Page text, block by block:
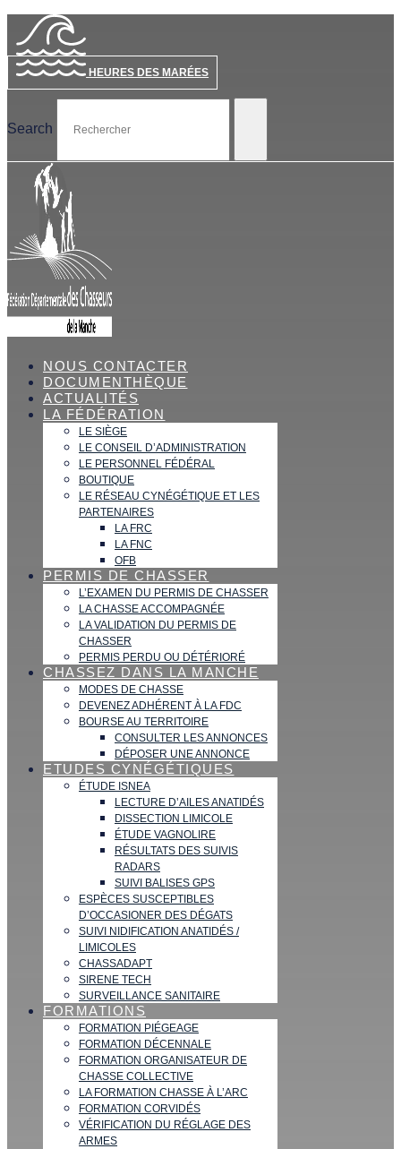
HEURES DES MARÉES
Search
NOUS CONTACTER
DOCUMENTHÈQUE
ACTUALITÉS
LA FÉDÉRATION
LE SIÈGE
LE CONSEIL D’ADMINISTRATION
LE PERSONNEL FÉDÉRAL
BOUTIQUE
LE RÉSEAU CYNÉGÉTIQUE ET LES
PARTENAIRES
LA FRC
LA FNC
OFB
PERMIS DE CHASSER
L’EXAMEN DU PERMIS DE CHASSER
LA CHASSE ACCOMPAGNÉE
LA VALIDATION DU PERMIS DE
CHASSER
PERMIS PERDU OU DÉTÉRIORÉ
CHASSEZ DANS LA MANCHE
MODES DE CHASSE
DEVENEZ ADHÉRENT À LA FDC
BOURSE AU TERRITOIRE
CONSULTER LES ANNONCES
DÉPOSER UNE ANNONCE
ETUDES CYNÉGÉTIQUES
ÉTUDE ISNEA
LECTURE D’AILES ANATIDÉS
DISSECTION LIMICOLE
ÉTUDE VAGNOLIRE
RÉSULTATS DES SUIVIS
RADARS
SUIVI BALISES GPS
ESPÈCES SUSCEPTIBLES
D’OCCASIONER DES DÉGATS
SUIVI NIDIFICATION ANATIDÉS /
LIMICOLES
CHASSADAPT
SIRENE TECH
SURVEILLANCE SANITAIRE
FORMATIONS
FORMATION PIÉGEAGE
FORMATION DÉCENNALE
FORMATION ORGANISATEUR DE
CHASSE COLLECTIVE
LA FORMATION CHASSE À L’ARC
FORMATION CORVIDÉS
VÉRIFICATION DU RÉGLAGE DES
ARMES